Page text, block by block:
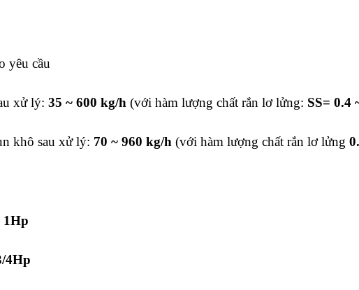
yêu cầu
xử lý: 35 ~ 600 kg/h (với hàm lượng chất rắn lơ lửng: SS= 0.4
khô sau xử lý: 70 ~ 960 kg/h (với hàm lượng chất rắn lơ lửng
1Hp
4Hp